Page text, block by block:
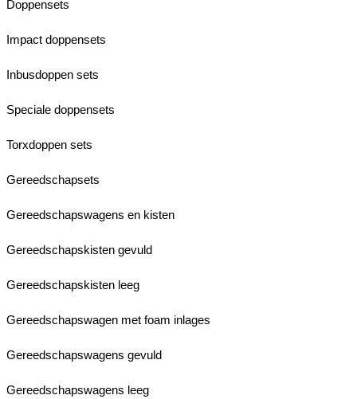
Doppensets
Impact doppensets
Inbusdoppen sets
Speciale doppensets
Torxdoppen sets
Gereedschapsets
Gereedschapswagens en kisten
Gereedschapskisten gevuld
Gereedschapskisten leeg
Gereedschapswagen met foam inlages
Gereedschapswagens gevuld
Gereedschapswagens leeg